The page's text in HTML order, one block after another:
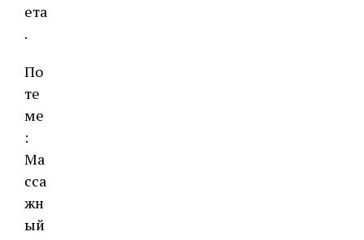
ета
.
По
те
ме
:
Ма
сса
жн
ый